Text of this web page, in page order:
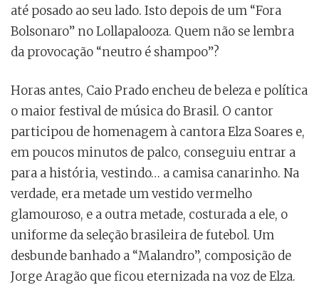
até posado ao seu lado. Isto depois de um “Fora
Bolsonaro” no Lollapalooza. Quem não se lembra
da provocação “neutro é shampoo”?
Horas antes, Caio Prado encheu de beleza e política
o maior festival de música do Brasil. O cantor
participou de homenagem à cantora Elza Soares e,
em poucos minutos de palco, conseguiu entrar a
para a história, vestindo… a camisa canarinho. Na
verdade, era metade um vestido vermelho
glamouroso, e a outra metade, costurada a ele, o
uniforme da seleção brasileira de futebol. Um
desbunde banhado a “Malandro”, composição de
Jorge Aragão que ficou eternizada na voz de Elza.